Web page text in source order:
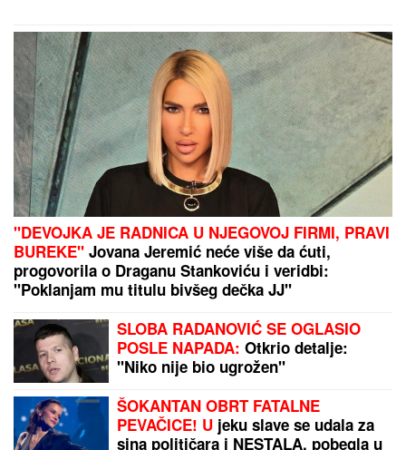
"DEVOJKA JE RADNICA U NJEGOVOJ FIRMI, PRAVI
BUREKE" Jovana Jeremić neće više da ćuti,
progovorila o Draganu Stankoviću i veridbi:
"Poklanjam mu titulu bivšeg dečka JJ"
SLOBA RADANOVIĆ SE OGLASIO
POSLE NAPADA: Otkrio detalje:
"Niko nije bio ugrožen"
ŠOKANTAN OBRT FATALNE
PEVAČICE! U jeku slave se udala za
sina političara i NESTALA, pobegla u